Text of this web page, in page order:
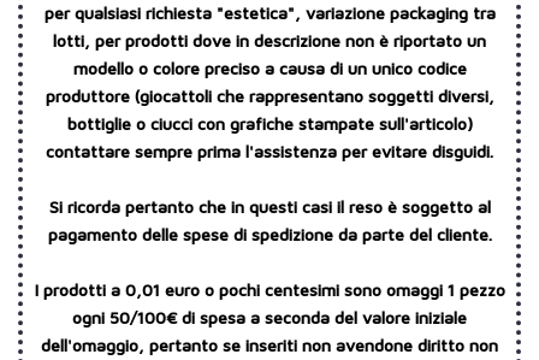
per qualsiasi richiesta "estetica", variazione packaging tra
lotti, per prodotti dove in descrizione non è riportato un
modello o colore preciso a causa di un unico codice
produttore (giocattoli che rappresentano soggetti diversi,
bottiglie o ciucci con grafiche stampate sull'articolo)
contattare sempre prima l'assistenza per evitare disguidi.
Si ricorda pertanto che in questi casi il reso è soggetto al
pagamento delle spese di spedizione da parte del cliente.
I prodotti a 0,01 euro o pochi centesimi sono omaggi 1 pezzo
ogni 50/100€ di spesa a seconda del valore iniziale
dell'omaggio, pertanto se inseriti non avendone diritto non